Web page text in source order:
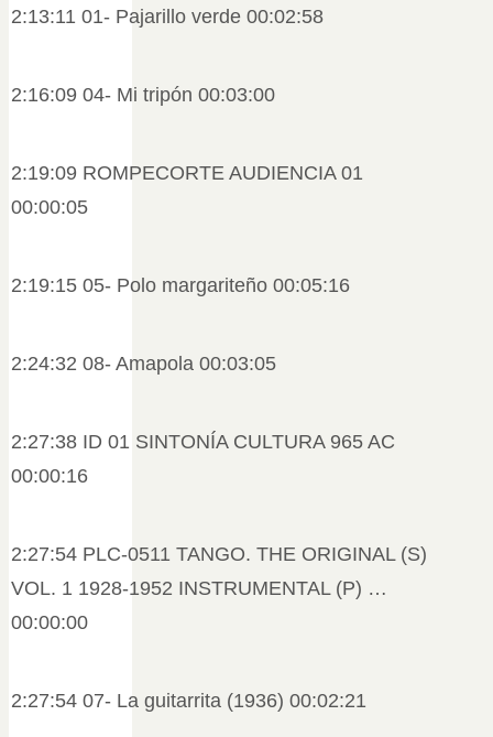
2:13:11 01- Pajarillo verde 00:02:58
2:16:09 04- Mi tripón 00:03:00
2:19:09 ROMPECORTE AUDIENCIA 01
00:00:05
2:19:15 05- Polo margariteño 00:05:16
2:24:32 08- Amapola 00:03:05
2:27:38 ID 01 SINTONÍA CULTURA 965 AC
00:00:16
2:27:54 PLC-0511 TANGO. THE ORIGINAL (S)
VOL. 1 1928-1952 INSTRUMENTAL (P) …
00:00:00
2:27:54 07- La guitarrita (1936) 00:02:21